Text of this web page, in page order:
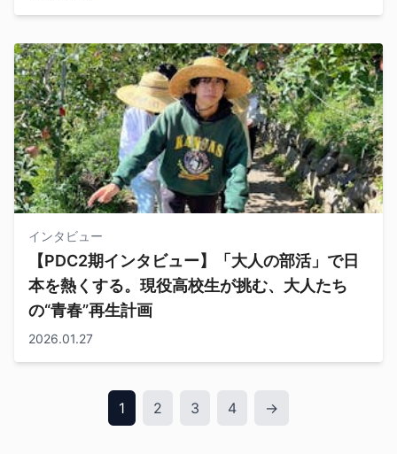
インタビュー
【PDC2期インタビュー】「大人の部活」で日
本を熱くする。現役高校生が挑む、大人たち
の“青春”再生計画
2026.01.27
1 2 3 4 →